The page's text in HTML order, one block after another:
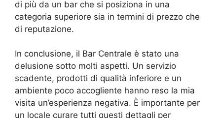
di più da un bar che si posiziona in una
categoria superiore sia in termini di prezzo che
di reputazione.
In conclusione, il Bar Centrale è stato una
delusione sotto molti aspetti. Un servizio
scadente, prodotti di qualità inferiore e un
ambiente poco accogliente hanno reso la mia
visita un’esperienza negativa. È importante per
un locale curare tutti questi dettagli per